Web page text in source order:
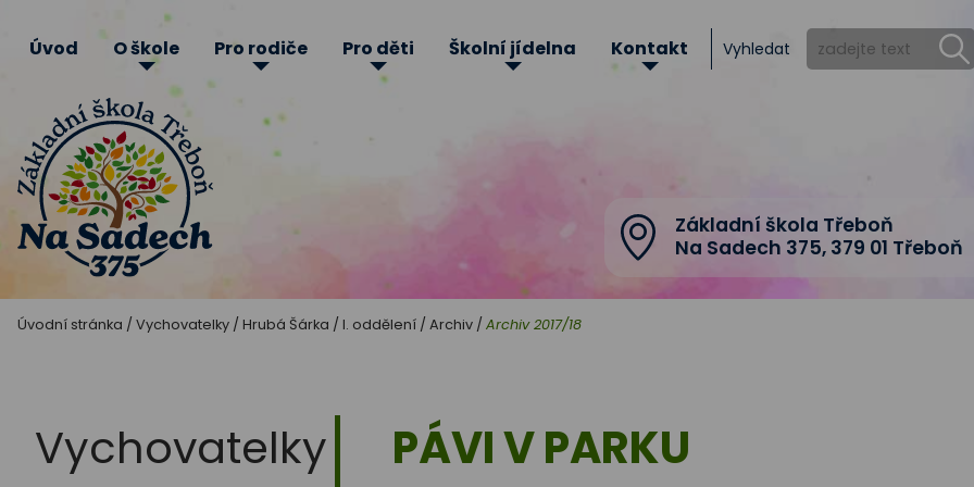
Základní
Třeboň
Základní škola Třeboň
Na Sadech 375,379 01 Třeboň
Úvod O škole Pro rodiče Pro děti Školní jídelna Kontakt Vyhledat
Úvodní stránka / Vychovatelky / Hrubá Šárka / I. oddělení / Archiv / Archiv 2017/18
PÁVI V PARKU
Vychovatelky